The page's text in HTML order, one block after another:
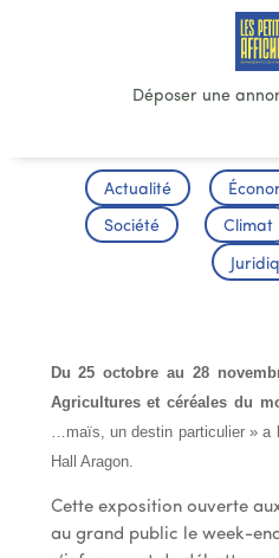
Déposer une
Actualité
Société Climat
Du 25 octobre au 28
Agricultures et céréales du
…maïs, un destin particulier » a
Hall Aragon.
Cette exposition ouverte
au grand public le week-